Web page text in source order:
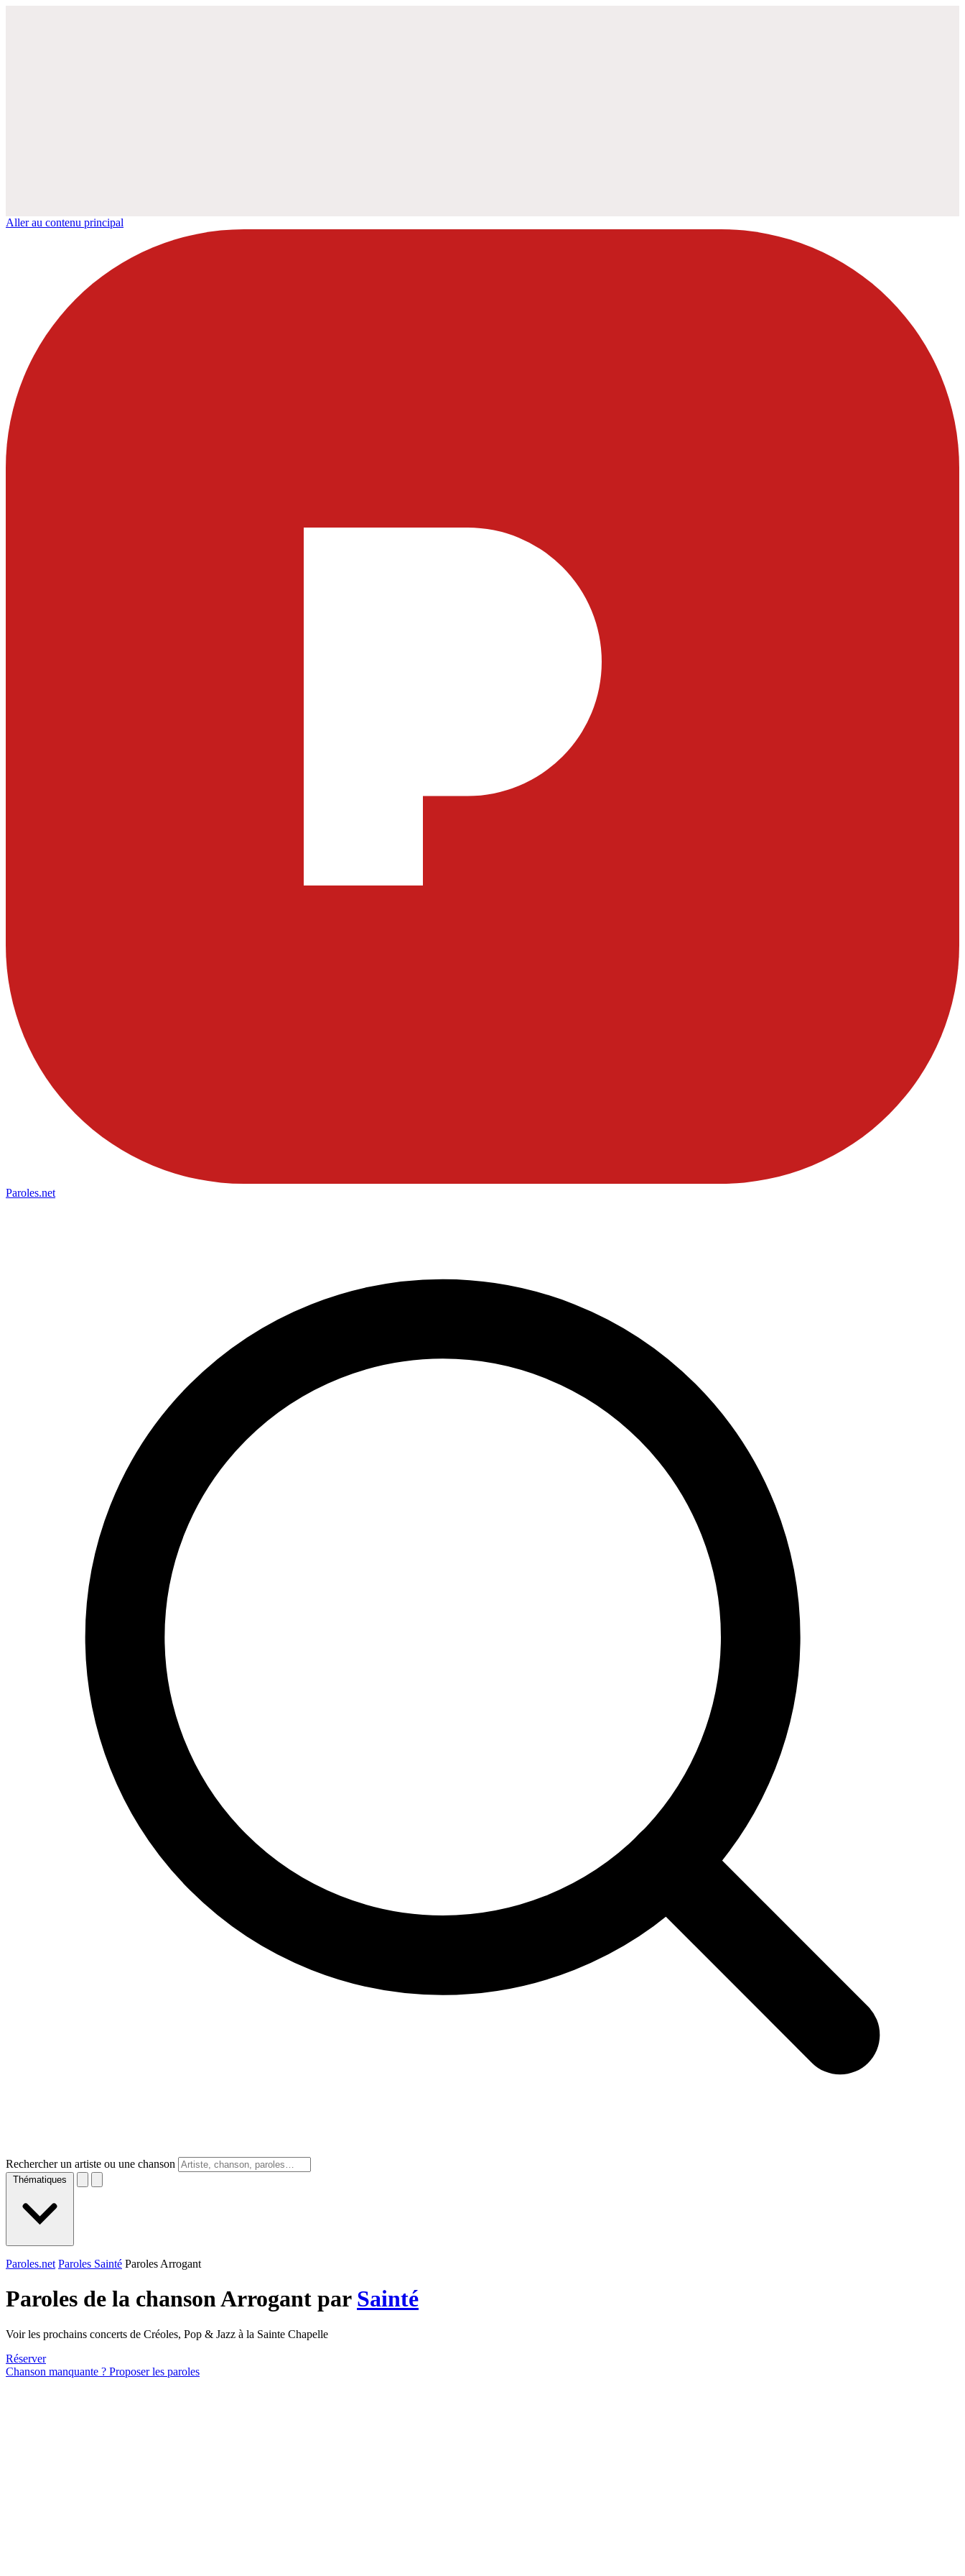
Aller au contenu principal
Paroles.net
Rechercher un artiste ou une chanson
Thématiques
Paroles.net Paroles Sainté Paroles Arrogant
Paroles de la chanson Arrogant par Sainté
Voir les prochains concerts de Créoles, Pop & Jazz à la Sainte Chapelle
Réserver
Chanson manquante ? Proposer les paroles